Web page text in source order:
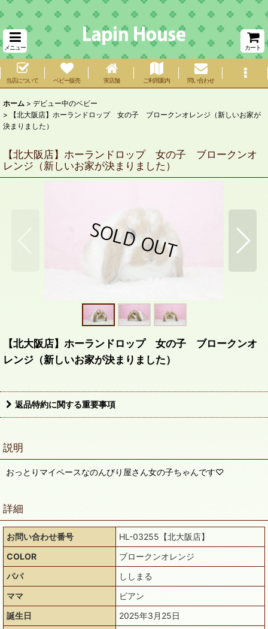
メニュー カート
当店について ベビー販売 実店舗 ご利用案内 問い合わせ
ホーム > デビュー中のベビー
>
【北大阪店】ホーランドロップ 女の子 ブロークンオレンジ（新しいお家が
決まりました）
【北大阪店】ホーランドロップ 女の子 ブロークンオ
レンジ（新しいお家が決まりました）
【北大阪店】ホーランドロップ 女の子 ブロークンオ
レンジ（新しいお家が決まりました）
返品特約に関する重要事項
説明
おっとりマイペースなのんびり屋さん女の子ちゃんです♡
詳細
お問い合わせ番号
HL-03255【北大阪店】
COLOR
ブロークンオレンジ
パパ
ししまる
ママ
ビアン
誕生日
2025年3月25日